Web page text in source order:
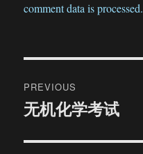
comment data is processed.
navigation
PREVIOUS
Previous
无机化学考试